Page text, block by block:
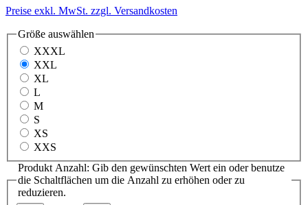
Preise exkl. MwSt. zzgl. Versandkosten
Größe auswählen
XXXL
XXL
XL
L
M
S
XS
XXS
Produkt Anzahl: Gib den gewünschten Wert ein oder benutze
die Schaltflächen um die Anzahl zu erhöhen oder zu
reduzieren.